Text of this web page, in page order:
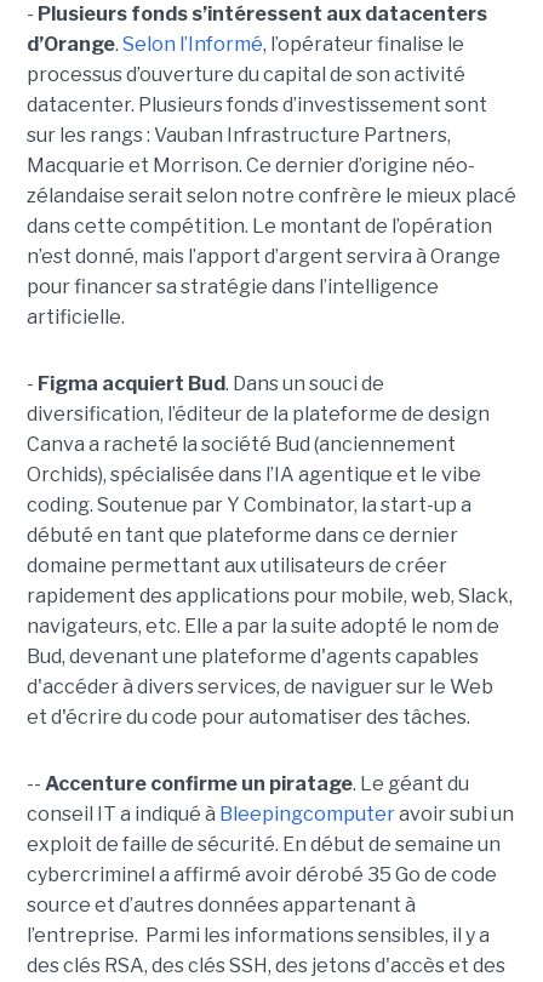
- Plusieurs fonds s’intéressent aux datacenters
d’Orange. Selon l’Informé, l’opérateur finalise le
processus d’ouverture du capital de son activité
datacenter. Plusieurs fonds d’investissement sont
sur les rangs : Vauban Infrastructure Partners,
Macquarie et Morrison. Ce dernier d’origine néo-
zélandaise serait selon notre confrère le mieux placé
dans cette compétition. Le montant de l’opération
n’est donné, mais l’apport d’argent servira à Orange
pour financer sa stratégie dans l’intelligence
artificielle.
- Figma acquiert Bud. Dans un souci de
diversification, l’éditeur de la plateforme de design
Canva a racheté la société Bud (anciennement
Orchids), spécialisée dans l’IA agentique et le vibe
coding. Soutenue par Y Combinator, la start-up a
débuté en tant que plateforme dans ce dernier
domaine permettant aux utilisateurs de créer
rapidement des applications pour mobile, web, Slack,
navigateurs, etc. Elle a par la suite adopté le nom de
Bud, devenant une plateforme d'agents capables
d'accéder à divers services, de naviguer sur le Web
et d'écrire du code pour automatiser des tâches.
-- Accenture confirme un piratage. Le géant du
conseil IT a indiqué à Bleepingcomputeravoir subi un
exploit de faille de sécurité. En début de semaine un
cybercriminel a affirmé avoir dérobé 35 Go de code
source et d’autres données appartenant à
l’entreprise. Parmi les informations sensibles, il y a
des clés RSA, des clés SSH, des jetons d'accès et des